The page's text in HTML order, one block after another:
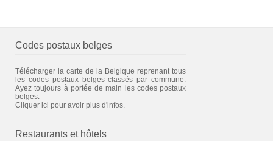
Codes postaux belges
Télécharger la carte de la Belgique reprenant tous
les codes postaux belges classés par commune.
Ayez toujours à portée de main les codes postaux
belges.
Cliquer ici pour avoir plus d'infos.
Restaurants et hôtels